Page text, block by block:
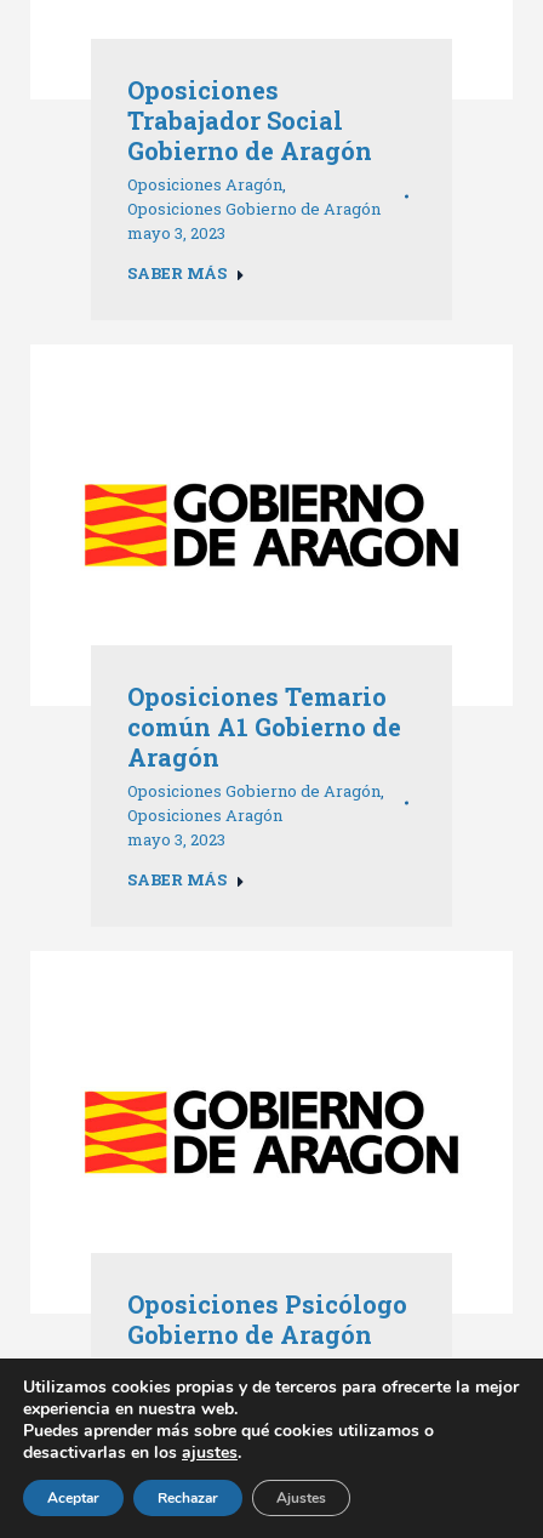
Oposiciones
Trabajador Social
Gobierno de Aragón
Oposiciones Aragón
Oposiciones Gobierno de Aragón
mayo 3, 2023
SABER MÁS
Oposiciones Temario
común A1 Gobierno de
Aragón
Oposiciones Gobierno de Aragón,
Oposiciones Aragón
mayo 3, 2023
SABER MÁS
Oposiciones Psicólogo
Gobierno de Aragón
Oposiciones Gobierno de Aragón
mayo 3, 2023
SABER MÁS
Utilizamos cookies propias y de terceros para ofrecerte la mejor
experiencia en nuestra web.
Puedes aprender más sobre qué cookies utilizamos o
desactivarlas en los ajustes.
Aceptar Rechazar Ajustes